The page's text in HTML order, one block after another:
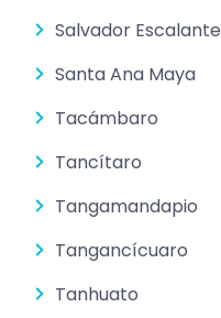
Salvador Escalante
Santa Ana Maya
Tacámbaro
Tancítaro
Tangamandapio
Tangancícuaro
Tanhuato